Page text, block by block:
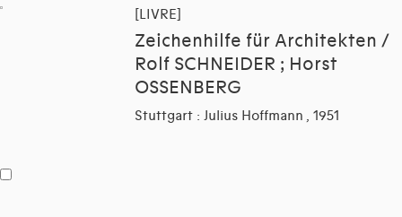
[LIVRE]
Zeichenhilfe für Architekten /
Rolf SCHNEIDER ; Horst
OSSENBERG
Stuttgart : Julius Hoffmann , 1951